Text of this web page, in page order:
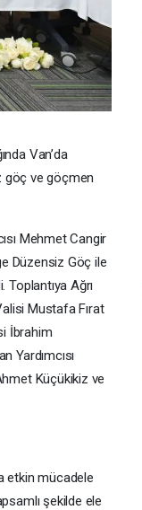
Van’da
göç ve göçmen
Mehmet Cangir
Düzensiz Göç ile
Ağrı
Mustafa Fırat
İbrahim
Yardımcısı
Küçükikiz ve
etkin mücadele
şekilde ele